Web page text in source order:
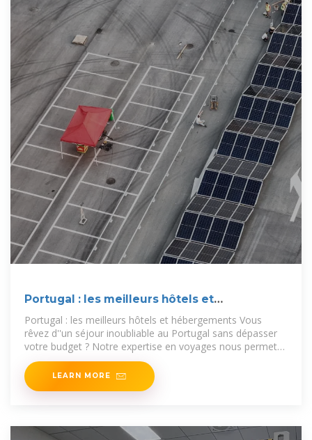
Portugal : les meilleurs hôtels et
hébergements
Portugal : les meilleurs hôtels et hébergements Vous
rêvez d''un séjour inoubliable au Portugal sans dépasser
votre budget ? Notre expertise en voyages nous permet
de vous proposer une
LEARN MORE